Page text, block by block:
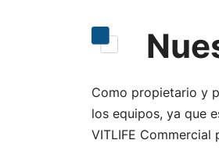
Como propietario y
los equipos, ya que
VITLIFE